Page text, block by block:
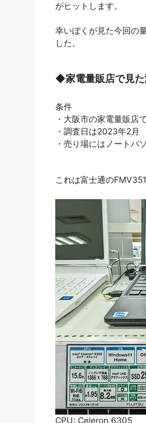
がヒットします。
幸いぼくが見た今回の
した。
◆家電量販店で見
条件
・大阪市の家電量販店
・調査日は2023年2月
・売り場にはノートパ
これは富士通の
CPU: Celeron 6305